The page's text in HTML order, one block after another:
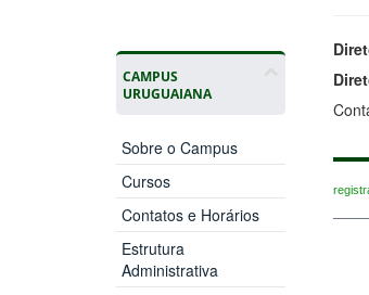
CAMPUS
URUGUAIANA
Sobre o Campus
Cursos
Contatos e Horários
Estrutura
Administrativa